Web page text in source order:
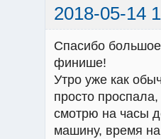
2018-05-14
Спасибо
финише!
Утро уже как
просто
смотрю на часы
машину, время